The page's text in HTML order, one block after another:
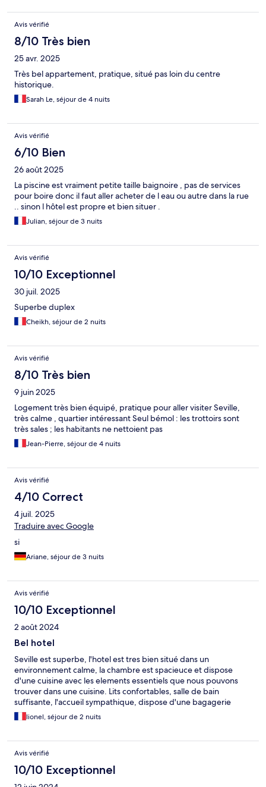
Avis vérifié
8/10 Très bien
25 avr. 2025
Très bel appartement, pratique, situé pas loin du centre
historique.
Sarah Le, séjour de 4 nuits
Avis vérifié
6/10 Bien
26 août 2025
La piscine est vraiment petite taille baignoire , pas de services
pour boire donc il faut aller acheter de l eau ou autre dans la rue
.. sinon l hôtel est propre et bien situer .
Julian, séjour de 3 nuits
Avis vérifié
10/10 Exceptionnel
30 juil. 2025
Superbe duplex
Cheikh, séjour de 2 nuits
Avis vérifié
8/10 Très bien
9 juin 2025
Logement très bien équipé, pratique pour aller visiter Seville,
très calme , quartier intéressant Seul bémol : les trottoirs sont
très sales ; les habitants ne nettoient pas
Jean-Pierre, séjour de 4 nuits
Avis vérifié
4/10 Correct
4 juil. 2025
Traduire avec Google
si
Ariane, séjour de 3 nuits
Avis vérifié
10/10 Exceptionnel
2 août 2024
Bel hotel
Seville est superbe, l'hotel est tres bien situé dans un
environnement calme, la chambre est spacieuce et dispose
d'une cuisine avec les elements essentiels que nous pouvons
trouver dans une cuisine. Lits confortables, salle de bain
suffisante, l'accueil sympathique, dispose d'une bagagerie
jusqu'à 16h30. Petit bémol : la piscine est trop petite, 6 dans la
piscine est le maximum
lionel, séjour de 2 nuits
Avis vérifié
10/10 Exceptionnel